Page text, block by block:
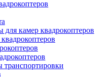
для камер квадрокоптеров
транспортировки